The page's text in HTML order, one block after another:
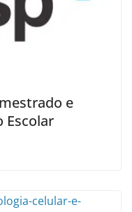
e
Escolar